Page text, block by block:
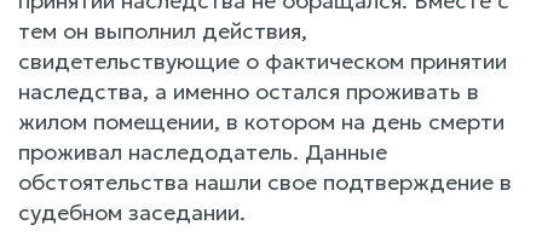
тем он выполнил действия,
свидетельствующие о фактическом принятии
наследства, а именно остался проживать в
жилом помещении, в котором на день смерти
проживал наследодатель. Данные
обстоятельства нашли свое подтверждение в
судебном заседании.